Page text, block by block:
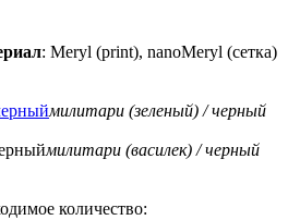
: Meryl (print), nanoMeryl (сетка)
милитари (зеленый) / черный
милитари (василек) / черный
количество: